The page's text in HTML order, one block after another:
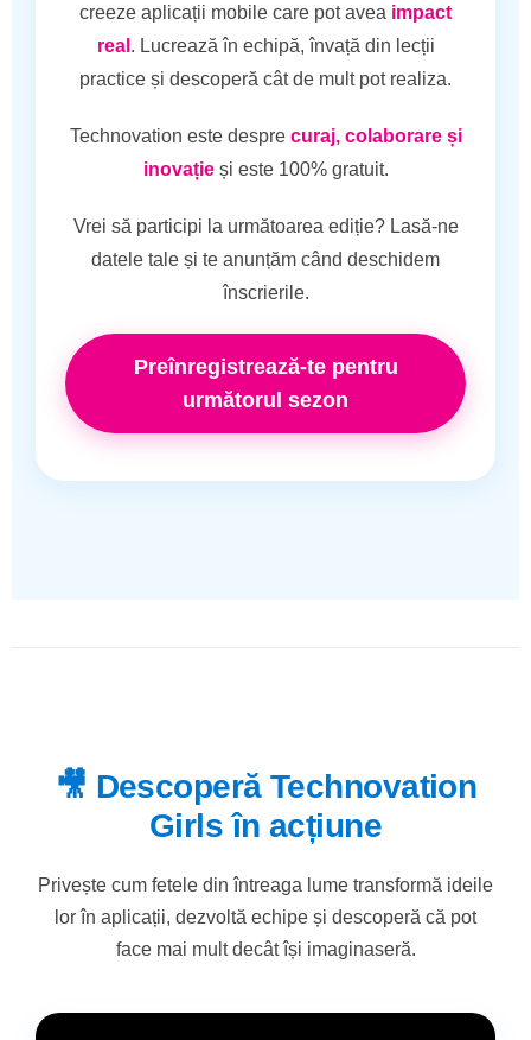
creeze aplicații mobile care pot avea impact
real . Lucrează în echipă, învață din lecții
practice și descoperă cât de mult pot realiza.
Technovation este despre curaj, colaborare și
inovațieși este 100% gratuit.
Vrei să participi la următoarea ediție? Lasă-ne
datele tale și te anunțăm când deschidem
înscrierile.
Preînregistrează-te pentru
următorul sezon
🎥 Descoperă Technovation
Girls în acțiune
Privește cum fetele din întreaga lume transformă ideile
lor în aplicații, dezvoltă echipe și descoperă că pot
face mai mult decât își imaginaseră.